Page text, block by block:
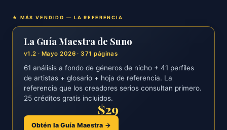
★ MÁS VENDIDO — LA REFERENCIA
La Guía Maestra de Suno
v1.2 · Mayo 2026 · 371 páginas
61 análisis a fondo de géneros de nicho + 41 perfiles
de artistas + glosario + hoja de referencia. La
referencia que los creadores serios consultan primero.
25 créditos gratis incluidos.
$29
Obtén la Guía Maestra →